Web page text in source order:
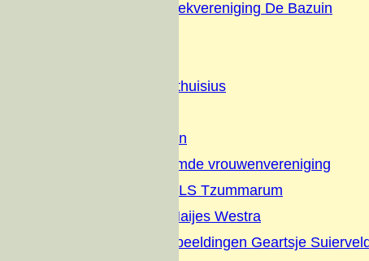
Christelijke Muziekvereniging De Bazuin
Geschiedenis Althuisius
Nut en Genoegen
Vrijzinnig hervormde vrouwenvereniging
Jaarverslagen OLS Tzummarum
Gedichten Jan Haijes Westra
Gedichten en Afbeeldingen Geartsje